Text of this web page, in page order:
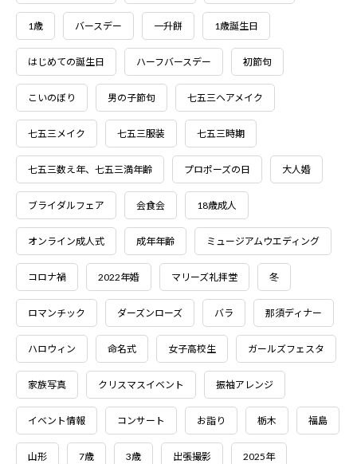
1歳 バースデー 一升餅 1歳誕生日
はじめての誕生日 ハーフバースデー 初節句
こいのぼり 男の子節句 七五三ヘアメイク
七五三メイク 七五三服装 七五三時期
七五三数え年、七五三満年齢 プロポーズの日 大人婚
ブライダルフェア 会食会 18歳成人
オンライン成人式 成年年齢 ミュージアムウエディング
コロナ禍 2022年婚 マリーズ礼拝堂 冬
ロマンチック ダーズンローズ バラ 那須ディナー
ハロウィン 命名式 女子高校生 ガールズフェスタ
家族写真 クリスマスイベント 振袖アレンジ
イベント情報 コンサート お詣り 栃木 福島
山形 7歳 3歳 出張撮影 2025年